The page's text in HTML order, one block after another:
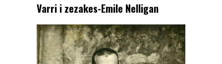
Varri i zezakes-Emile Nelligan